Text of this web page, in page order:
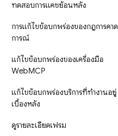
ทดสอบการแคชย้อนหลัง
การแก้ไขข้อบกพร่องของกฎการคาด
การณ์
แก้ไขข้อบกพร่องของเครื่องมือ
WebMCP
แก้ไขข้อบกพร่องบริการที่ทำงานอยู่
เบื้องหลัง
ดูรายละเอียดเฟรม